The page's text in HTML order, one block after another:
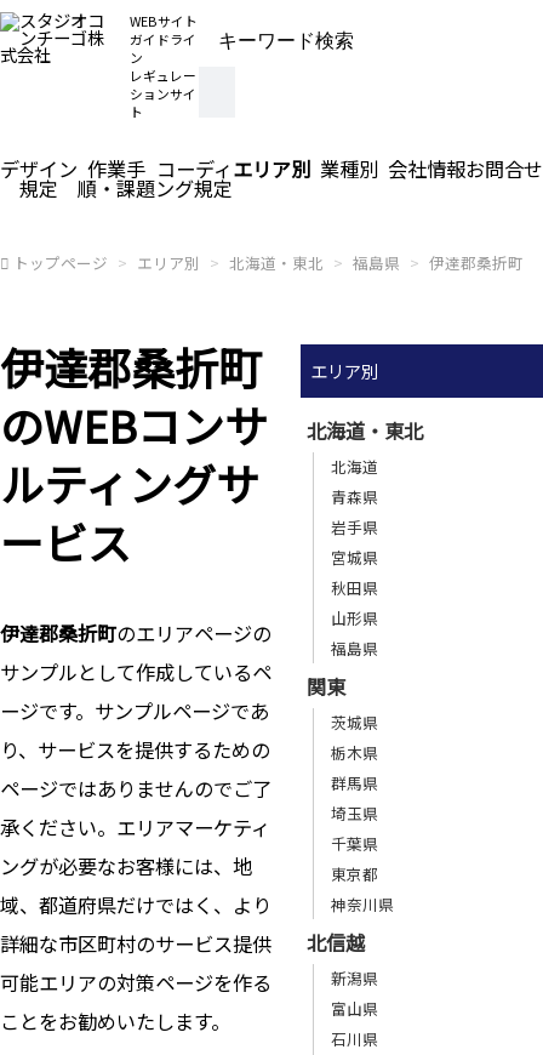
WEBサイト
ガイドライ
ン
レギュレー
ションサイ
ト
デザイン
規定
作業手
順・課題
コーディ
ング規定
エリア別 業種別 会社情報お問合せ
トップページ エリア別 北海道・東北 福島県 伊達郡桑折町
伊達郡桑折町
のWEBコンサ
ルティングサ
ービス
伊達郡桑折町のエリアページの
サンプルとして作成しているペ
ージです。サンプルページであ
り、サービスを提供するための
ページではありませんのでご了
承ください。エリアマーケティ
ングが必要なお客様には、地
域、都道府県だけではく、より
詳細な市区町村のサービス提供
可能エリアの対策ページを作る
ことをお勧めいたします。
エリア別
北海道・東北
北海道
青森県
岩手県
宮城県
秋田県
山形県
福島県
関東
茨城県
栃木県
群馬県
埼玉県
千葉県
東京都
神奈川県
北信越
新潟県
富山県
石川県